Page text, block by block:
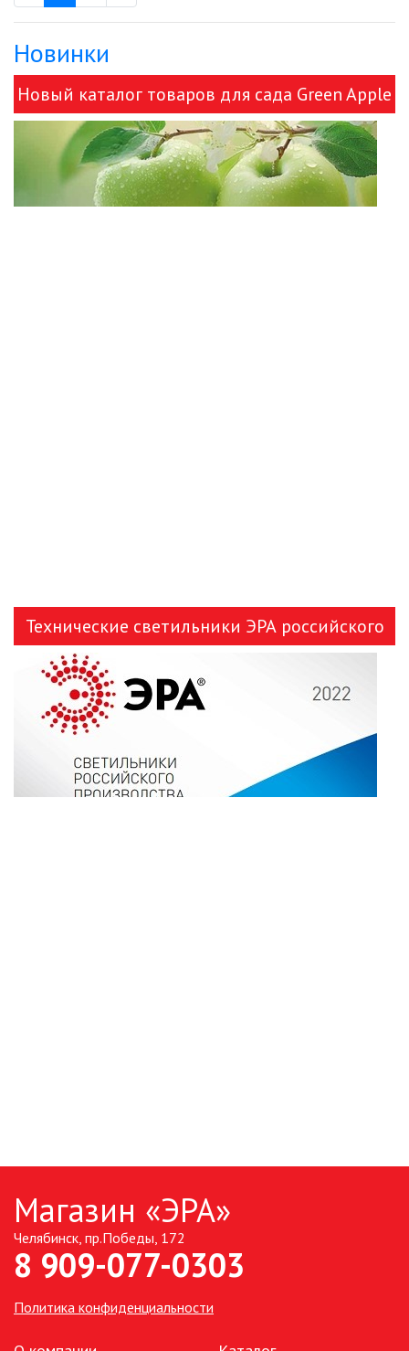
Новинки
Новый каталог товаров для сада Green Apple
и ЭРА!
Технические светильники ЭРА российского
Магазин «ЭРА»
Челябинск, пр.Победы, 172
8 909-077-0303
Политика конфиденциальности